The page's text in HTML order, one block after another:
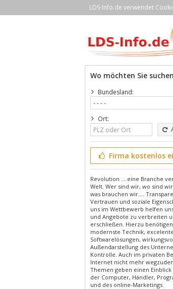
LDS-Info.de verwendet
Wo möchten Sie
Bundesland:
Ort:
Firma kostenlos
Revolution ….eine Branche
Welt. Wer sind wir, wo sind
was brauchen wir....
Vertrauen und soziale
uns im Wettbewerb helfen
und Angebote zu verbreiten
erschließen. Hierzu
modernste Technik, excelente
Softwarelösungen,
Außendarstellung des
Kontrolle. Auch im privaten
Internet nicht mehr
Themen geben einen
der Computer, Händler,
und des online-Marketings.